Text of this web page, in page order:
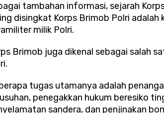
tambahan informasi, sejarah
disingkat Korps Brimob Polri
milik Polri.
Brimob juga dikenal sebagai salah
tugas utamanya adalah
penegakkan hukum beresiko
sandera, dan penjinakan